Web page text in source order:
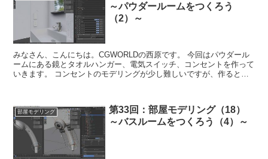
～パウダールームをつくろう
（2）～
みなさん、こんにちは。CGWORLDの西原です。 今回はパウダール
ームにある鏡とタオルハンガー、電気スイッチ、コンセントを作って
いきます。 コンセントのモデリングが少し難しいですが、作るとリ
部屋モデリング
第33回：部屋モデリング（18）
～バスルームをつくろう（4）～